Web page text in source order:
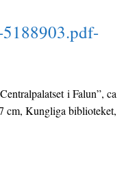
i Falun”, ca
cm, Kungliga biblioteket,